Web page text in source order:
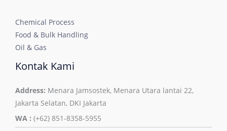
Chemical Process
Food & Bulk Handling
Oil & Gas
Kontak Kami
Address: Menara Jamsostek, Menara Utara lantai 22,
Jakarta Selatan, DKI Jakarta
WA : (+62) 851-8358-5955